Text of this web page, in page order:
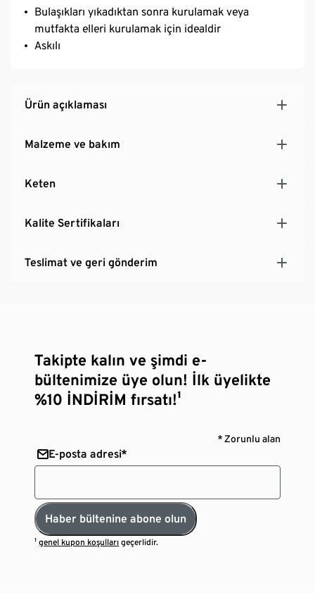
Bulaşıkları yıkadıktan sonra kurulamak veya
mutfakta elleri kurulamak için idealdir
Askılı
Ürün açıklaması
Malzeme ve bakım
Keten
Kalite Sertifikaları
Teslimat ve geri gönderim
Takipte kalın ve şimdi e-
bültenimize üye olun! İlk üyelikte
%10 İNDİRİM fırsatı!¹
* Zorunlu alan
E-posta adresi*
Haber bültenine abone olun
¹genel kupon koşulları geçerlidir.